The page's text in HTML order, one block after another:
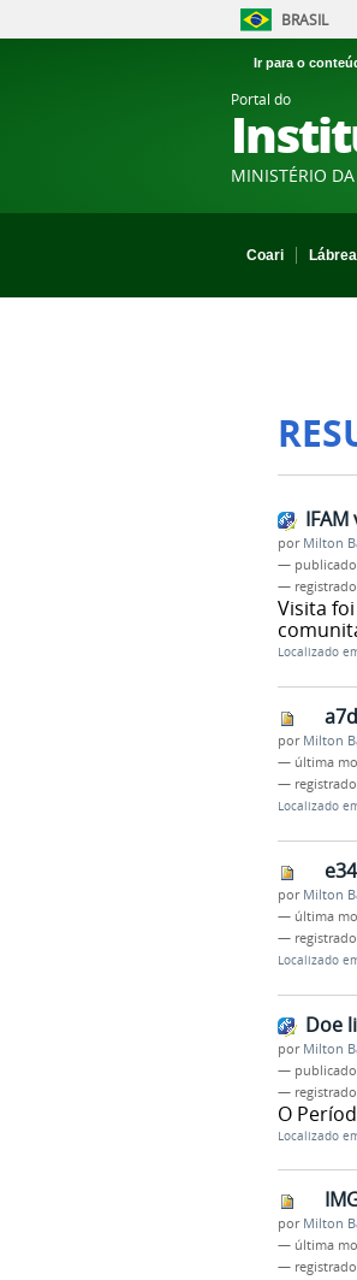
BRASIL
Ir para o
Portal do
MINISTÉRIO
Coari
Lábrea
por Milton
— publicado
— registrado
Visita
Localizado
por Milton
— última
— registrado
Localizado
por Milton
— última
— registrado
Localizado
Doe
por Milton
— publicado
— registrado
O
Localizado
por Milton
— última
— registrado